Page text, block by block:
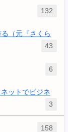
132
（元『さくら
43
6
ットでビジネ
3
158